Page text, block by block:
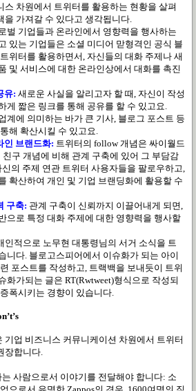
스 차원에서 트위터를 활용하는 현황을 살펴
을 가져갈 수 있다고 생각됩니다.
벌 기업들과 온라인에서 영향력을 행사하는
있는 기업들은 소셜 미디어 맏형격인 공식 블
위터를 활용하면서, 자신들의 대화 주제나 새
및 서비스에 대한 온라인상에서 대화를 촉진
유: 새로운 사실을 알리고자 할 때, 자신이 작성
게 짧은 링크를 통해 공유를 할 수 있고요.
계에 의미하는 바가 큰 기사, 블로그 포스트 등
해 확산시킬 수 있고요.
인 브랜드화: 트위터의 follow개념은 싸이월드
친구 개념에 비해 관계 구축에 있어 그 부담감
신의 주제 연관 트위터 사용자들을 팔로우하고,
확산하여 개인 및 기업 브랜딩화에 활용할 수
구축: 관계 구축이 신뢰까지 이끌어내게 되면,
으로 특정 대화 주제에 대한 영향력을 행사할
인적으로 노무현 대통령님의 서거 소식을 트
니다. 블로고스피어에서 이슈화가 되는 아이
포스트를 작성하고, 트랙백을 보내듯이 트위
화가되는 글은 RT(Rwtweet)형식으로 작성되
폭시키는 경향이 있습니다.
기업 비즈니스 커뮤니케이션 차원에서 트위터
장합니다.
사람으로서 이야기를 전달해야 합니다: 소